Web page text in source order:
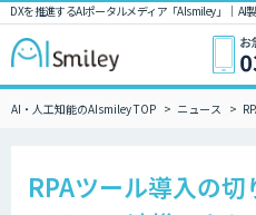
DXを推進するAIポータルメディア「AIsmiley」｜ AI
AI・人工知能のAIsmiley TOP ニュース
RPAツール導入の